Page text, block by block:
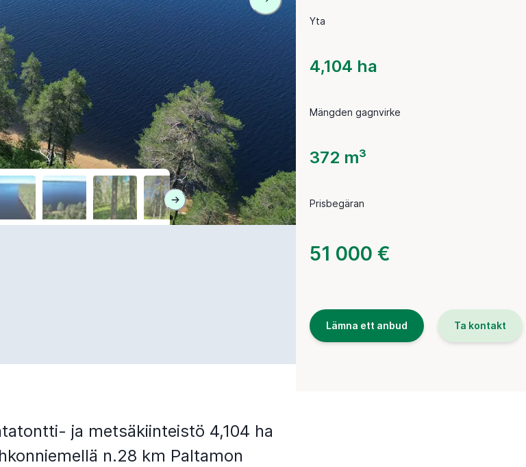
Yta
4,104 ha
Mängden gagnvirke
372 m³
Prisbegäran
51 000 €
Lämna ett anbud Ta kontakt
ja metsäkiinteistö 4,104 ha
n.28 km Paltamon